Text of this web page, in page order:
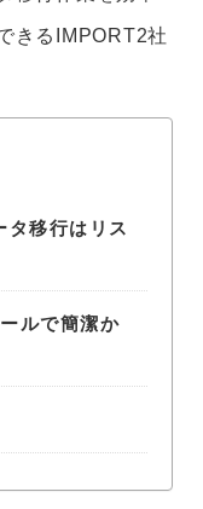
きるIMPORT2社
タ移行はリス
ルで簡潔か